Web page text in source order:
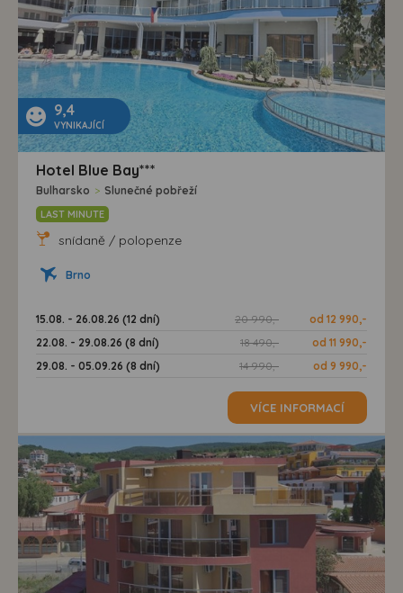
9,4
VYNIKAJÍCÍ
Hotel Blue Bay***
Bulharsko > Slunečné pobřeží
LAST MINUTE
snídaně / polopenze
Brno
15.08. - 26.08.26 (12 dní) 20 990,-
od 12 990,-
22.08. - 29.08.26 (8 dní)
18 490,-
od 11 990,-
29.08. - 05.09.26 (8 dní)
14 990,- od 9 990,-
VÍCE INFORMACÍ